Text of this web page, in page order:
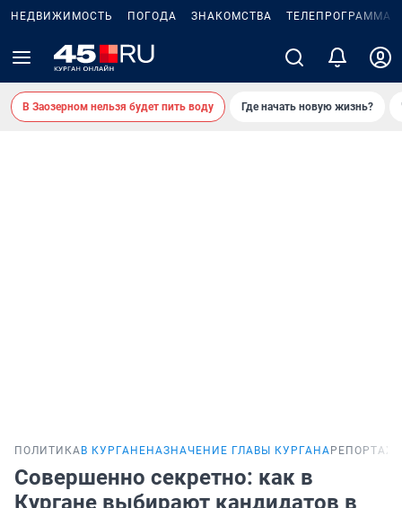
НЕДВИЖИМОСТЬ ПОГОДА ЗНАКОМСТВА ТЕЛЕПРОГРАММА
В Заозерном нельзя будет пить воду Где начать новую жизнь?
ПОЛИТИКА В КУРГАНЕ НАЗНАЧЕНИЕ ГЛАВЫ КУРГАНА РЕПОРТАЖ
Совершенно секретно: как в
Кургане выбирают кандидатов в